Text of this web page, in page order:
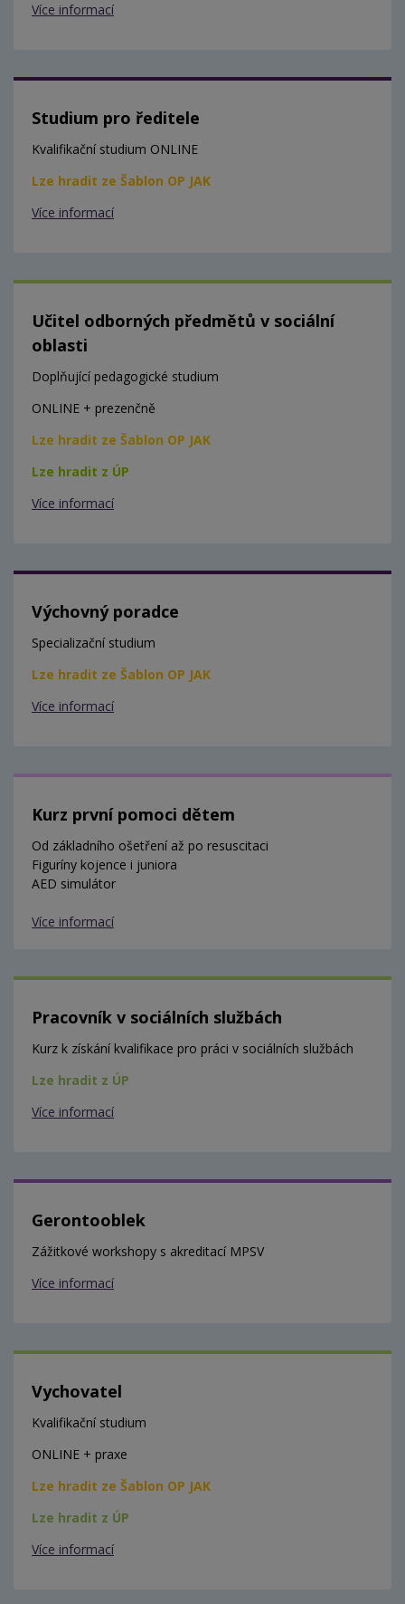
Více informací
Studium pro ředitele
Kvalifikační studium ONLINE
Lze hradit ze Šablon OP JAK
Více informací
Učitel odborných předmětů v sociální
oblasti
Doplňující pedagogické studium
ONLINE + prezenčně
Lze hradit ze Šablon OP JAK
Lze hradit z ÚP
Více informací
Výchovný poradce
Specializační studium
Lze hradit ze Šablon OP JAK
Více informací
Kurz první pomoci dětem
Od základního ošetření až po resuscitaci
Figuríny kojence i juniora
AED simulátor
Více informací
Pracovník v sociálních službách
Kurz k získání kvalifikace pro práci v sociálních službách
Lze hradit z ÚP
Více informací
Gerontooblek
Zážitkové workshopy s akreditací MPSV
Více informací
Vychovatel
Kvalifikační studium
ONLINE + praxe
Lze hradit ze Šablon OP JAK
Lze hradit z ÚP
Více informací